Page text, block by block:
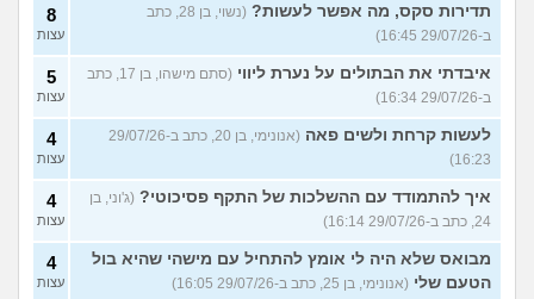
תדירות סקס, מה אפשר לעשות?
(נשוי, בן 28, כתב
ב-29/07/26 16:45)
8
עצות
איבדתי את הבתולים על נערת ליווי
(סתם מישהו, בן 17, כתב
ב-29/07/26 16:34)
5
עצות
לעשות קרחת ולשים פאה
(אנונימי, בן 20, כתב ב-29/07/26
16:23)
4
עצות
איך להתמודד עם ההשלכות של התקף פסיכוטי? (ג'וני, בן
24, כתב ב-29/07/26 16:14)
4
עצות
מבואס שלא היה לי אומץ להתחיל עם מישהי שהיא בול
הטעם שלי (אנונימי, בן 25, כתב ב-29/07/26 16:05)
4
עצות